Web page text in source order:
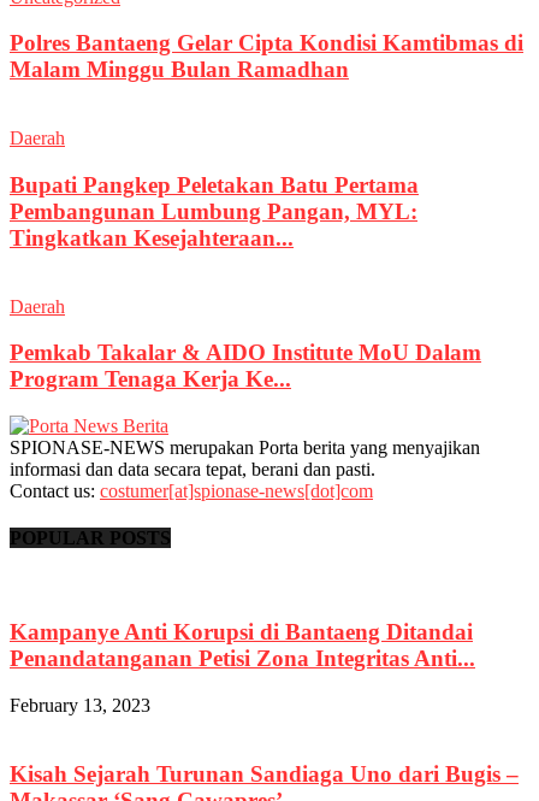
Polres Bantaeng Gelar Cipta Kondisi Kamtibmas di
Malam Minggu Bulan Ramadhan
Daerah
Bupati Pangkep Peletakan Batu Pertama
Pembangunan Lumbung Pangan, MYL:
Tingkatkan Kesejahteraan...
Daerah
Pemkab Takalar & AIDO Institute MoU Dalam
Program Tenaga Kerja Ke...
SPIONASE-NEWS merupakan Porta berita yang menyajikan
informasi dan data secara tepat, berani dan pasti.
Contact us: costumer[at]spionase-news[dot]com
POPULAR POSTS
Kampanye Anti Korupsi di Bantaeng Ditandai
Penandatanganan Petisi Zona Integritas Anti...
February 13, 2023
Kisah Sejarah Turunan Sandiaga Uno dari Bugis –